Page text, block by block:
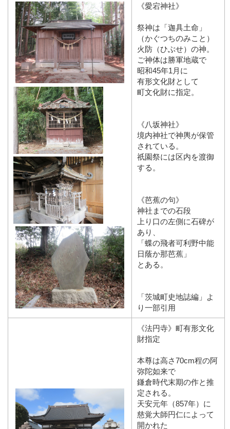
《愛宕神社》
祭神は「迦具土命」
（かぐつちのみこと）
火防（ひぶせ）の神。
ご神体は勝軍地蔵で
昭和45年1月に
有形文化財として
町文化財に指定。
《八坂神社》
境内神社で神輿が保管
されている。
祇園祭には区内を渡御
する。
《芭蕉の句》
神社までの石段
上り口の左側に石碑が
あり、
「蝶の飛者可利野中能
日蔭か那芭蕉」
とある。
「茨城町史地誌編」よ
り一部引用
《法円寺》町有形文化
財指定
本尊は高さ70cm程の阿
弥陀如来で
鎌倉時代末期の作と推
定される。
天安元年（857年）に
慈覚大師円仁によって
開かれた